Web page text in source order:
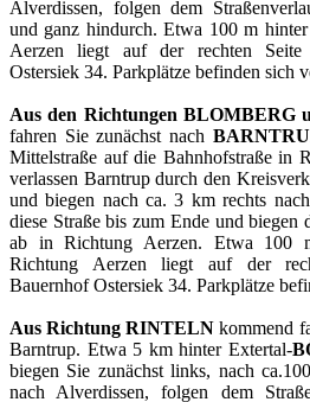
Alverdissen, folgen dem
und ganz hindurch. Etwa 100 m
Aerzen liegt auf der rechten Seite
Ostersiek 34. Parkplätze befinden sich
Aus den Richtungen BLOMBERG
fahren Sie zunächst nach
Mittelstraße auf die Bahnhofstraße in
verlassen Barntrup durch den
und biegen nach ca. 3 km rechts
diese Straße bis zum Ende und biegen
ab in Richtung Aerzen. Etwa 100
Richtung Aerzen liegt auf der
Bauernhof Ostersiek 34. Parkplätze
Aus Richtung RINTELN kommend
Barntrup. Etwa 5 km hinter Extertal-
biegen Sie zunächst links, nach
nach Alverdissen, folgen dem